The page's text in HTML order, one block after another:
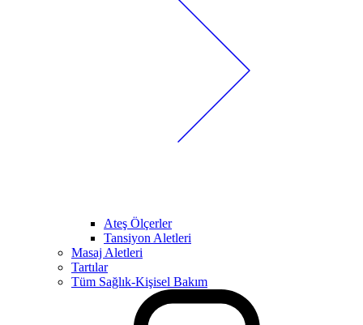
Ateş Ölçerler
Tansiyon Aletleri
Masaj Aletleri
Tartılar
Tüm Sağlık-Kişisel Bakım